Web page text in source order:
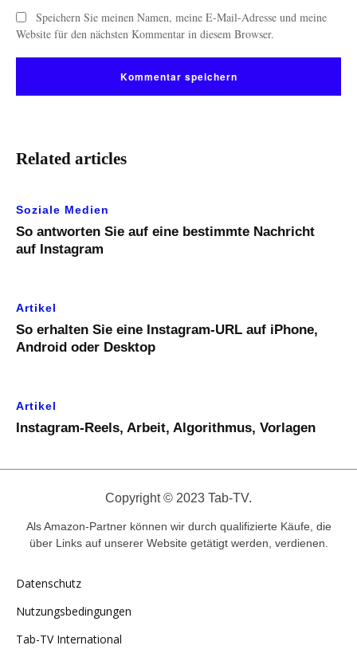
Speichern Sie meinen Namen, meine E-Mail-Adresse und meine
Website für den nächsten Kommentar in diesem Browser.
Related articles
Soziale Medien
So antworten Sie auf eine bestimmte Nachricht
auf Instagram
Artikel
So erhalten Sie eine Instagram-URL auf iPhone,
Android oder Desktop
Artikel
Instagram-Reels, Arbeit, Algorithmus, Vorlagen
Copyright © 2023 Tab-TV.
Als Amazon-Partner können wir durch qualifizierte Käufe, die
über Links auf unserer Website getätigt werden, verdienen.
Datenschutz
Nutzungsbedingungen
Tab-TV International